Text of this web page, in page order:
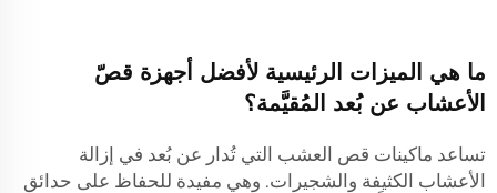
ما هي الميزات الرئيسية لأفضل أجهزة قصّ
الأعشاب عن بُعد المُقيَّمة؟
تساعد ماكينات قص العشب التي تُدار عن بُعد في إزالة
الأعشاب الكثيفة والشجيرات. وهي مفيدة للحفاظ على حدائق